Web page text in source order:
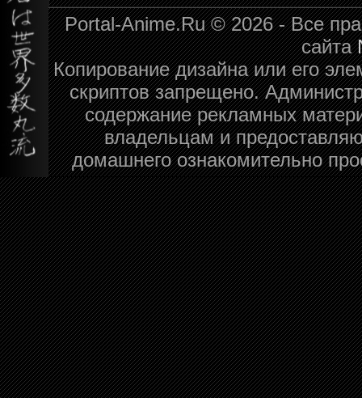
Portal-Anime.Ru © 2026 - Все
сайта
Копирование дизайна или его
скриптов запрещено.
содержание рекламных
владельцам и
домашнего ознакомительно